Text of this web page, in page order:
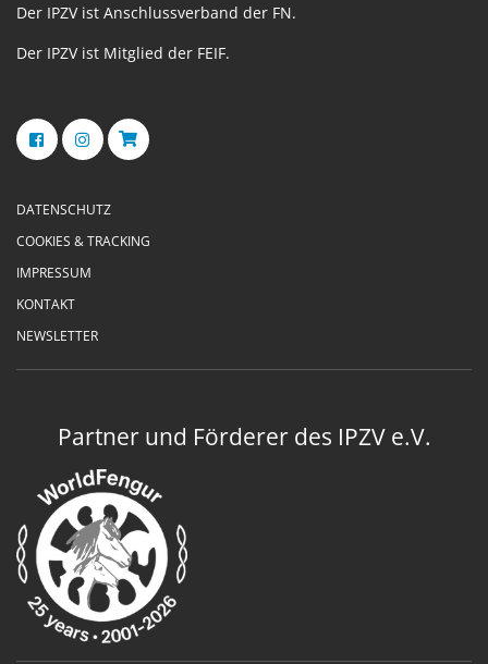
Der IPZV ist Anschlussverband der FN.
Der IPZV ist Mitglied der FEIF.
DATENSCHUTZ
COOKIES & TRACKING
IMPRESSUM
KONTAKT
NEWSLETTER
Partner und Förderer des IPZV e.V.